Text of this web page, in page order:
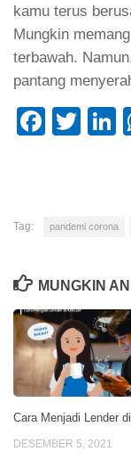
kamu terus
Mungkin
terbawah.
pantang
Tag: pandemi corona
MUNGKIN
Cara Menjadi Lender
DESEMBER 5, 2021